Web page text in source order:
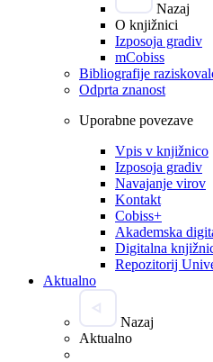
Nazaj
O knjižnici
Izposoja gradiv
mCobiss
Bibliografije
Odprta znanost
Uporabne povezave
Vpis v knjižnico
Izposoja gradiv
Navajanje virov
Kontakt
Cobiss+
Akademska
Digitalna
Repozitorij
Aktualno
Nazaj
Aktualno